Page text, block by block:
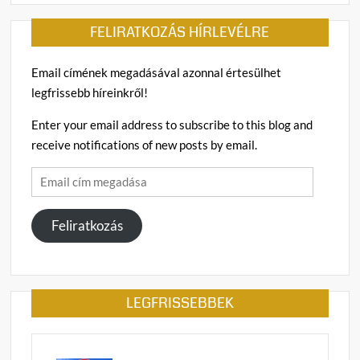
FELIRATKOZÁS HÍRLEVÉLRE
Email címének megadásával azonnal értesülhet
legfrissebb híreinkről!
Enter your email address to subscribe to this blog and
receive notifications of new posts by email.
Email
cím
megadása
Feliratkozás
LEGFRISSEBBEK